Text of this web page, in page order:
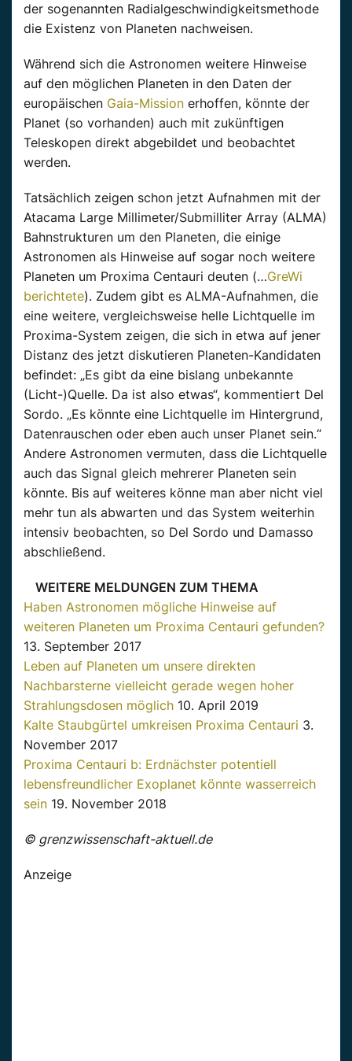
der sogenannten Radialgeschwindigkeitsmethode
die Existenz von Planeten nachweisen.
Während sich die Astronomen weitere Hinweise
auf den möglichen Planeten in den Daten der
europäischen Gaia-Mission erhoffen, könnte der
Planet (so vorhanden) auch mit zukünftigen
Teleskopen direkt abgebildet und beobachtet
werden.
Tatsächlich zeigen schon jetzt Aufnahmen mit der
Atacama Large Millimeter/Submilliter Array (ALMA)
Bahnstrukturen um den Planeten, die einige
Astronomen als Hinweise auf sogar noch weitere
Planeten um Proxima Centauri deuten (…GreWi
berichtete). Zudem gibt es ALMA-Aufnahmen, die
eine weitere, vergleichsweise helle Lichtquelle im
Proxima-System zeigen, die sich in etwa auf jener
Distanz des jetzt diskutieren Planeten-Kandidaten
befindet: „Es gibt da eine bislang unbekannte
(Licht-)Quelle. Da ist also etwas“, kommentiert Del
Sordo. „Es könnte eine Lichtquelle im Hintergrund,
Datenrauschen oder eben auch unser Planet sein.“
Andere Astronomen vermuten, dass die Lichtquelle
auch das Signal gleich mehrerer Planeten sein
könnte. Bis auf weiteres könne man aber nicht viel
mehr tun als abwarten und das System weiterhin
intensiv beobachten, so Del Sordo und Damasso
abschließend.
WEITERE MELDUNGEN ZUM THEMA
Haben Astronomen mögliche Hinweise auf
weiteren Planeten um Proxima Centauri gefunden?
13. September 2017
Leben auf Planeten um unsere direkten
Nachbarsterne vielleicht gerade wegen hoher
Strahlungsdosen möglich 10. April 2019
Kalte Staubgürtel umkreisen Proxima Centauri 3.
November 2017
Proxima Centauri b: Erdnächster potentiell
lebensfreundlicher Exoplanet könnte wasserreich
sein 19. November 2018
© grenzwissenschaft-aktuell.de
Anzeige